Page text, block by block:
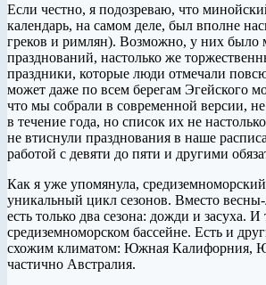
Если честно, я подозреваю, что
календарь, на самом деле, был вполне
греков и римлян). Возможно, у них было
празднований, настолько же
праздники, которые люди отмечали
может даже по всем берегам Эгейского
что мы собрали в современной версии,
в течение года, но список их не
не втиснули празднования в наше
работой с девяти до пяти и другими
Как я уже упомянула,
уникальный цикл сезонов. Вместо
есть только два сезона: дожди и засуха. И
средиземноморском бассейне. Есть и
схожим климатом: Южная Калифорния,
частично Австралия.